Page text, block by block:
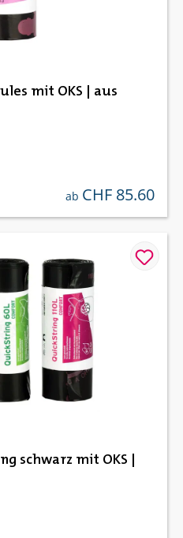
mit OKS | aus
regulärer preis:
ab CHF 85.60
schwarz mit OKS |